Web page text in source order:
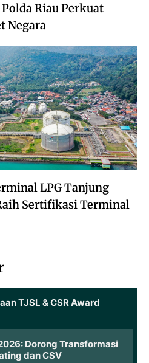
Riau Perkuat
Negara
LPG Tanjung
Sertifikasi Terminal